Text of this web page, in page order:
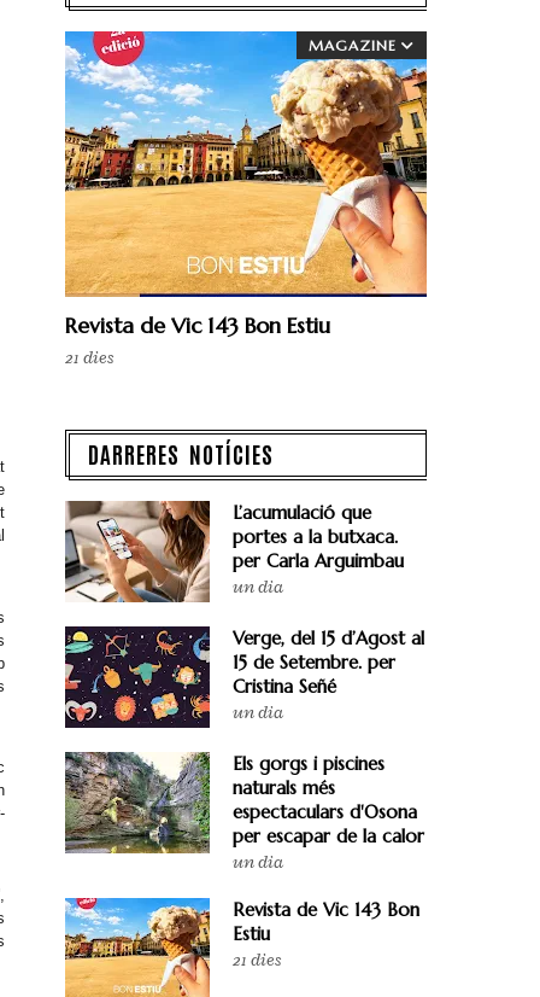
MAGAZINE
Revista de Vic 143 Bon Estiu
21 dies
DARRERES NOTÍCIES
L’acumulació que
portes a la butxaca.
per Carla Arguimbau
un dia
Verge, del 15 d’Agost al
15 de Setembre. per
Cristina Señé
un dia
Els gorgs i piscines
naturals més
espectaculars d'Osona
per escapar de la calor
un dia
Revista de Vic 143 Bon
Estiu
21 dies